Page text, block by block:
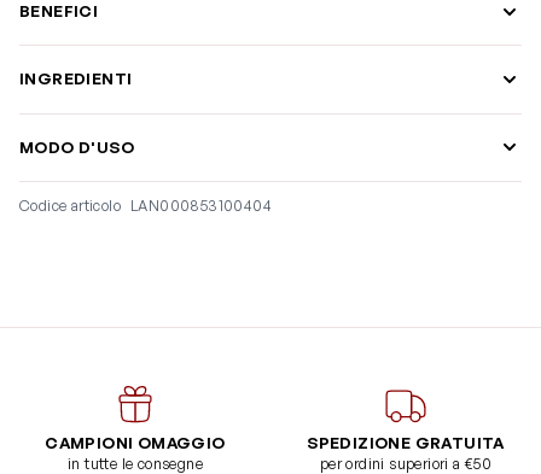
BENEFICI
INGREDIENTI
MODO D'USO
Codice articolo LAN000853100404
CAMPIONI OMAGGIO
in tutte le consegne
SPEDIZIONE GRATUITA
per ordini superiori a €50